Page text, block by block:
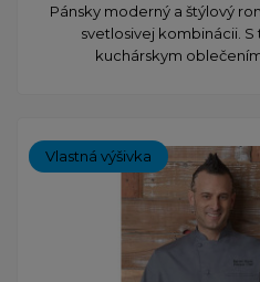
Pánsky moderný a štýlový
svetlosivej kombinácii.
kuchárskym
Vlastná výšivka